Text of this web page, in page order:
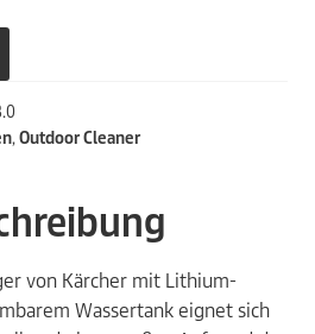
,Outdoor Cleaner
von Kärcher mit Lithium-
Wassertank eignet sich